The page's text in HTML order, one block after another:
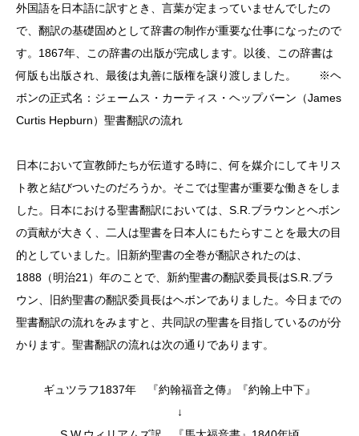
外国語を日本語に訳すとき、言葉が定まっていませんでしたの
で、翻訳の基礎固めとして辞書の制作が重要な仕事になったので
す。1867年、この辞書の出版が完成します。以後、この辞書は
何版も出版され、最後は丸善に版権を譲り渡しました。 ※ヘ
ボンの正式名：ジェームス・カーティス・ヘップバーン（James
Curtis Hepburn）聖書翻訳の流れ
日本において宣教師たちが伝道する時に、何を媒介にしてキリス
ト教と結びついたのだろうか。そこでは聖書が重要な働きをしま
した。日本における聖書翻訳においては、S.R.ブラウンとヘボン
の貢献が大きく、二人は聖書を日本人にもたらすことを最大の目
的としていました。旧新約聖書の全巻が翻訳されたのは、
1888（明治21）年のことで、新約聖書の翻訳委員長はS.R.ブラ
ウン、旧約聖書の翻訳委員長はヘボンでありました。今日までの
聖書翻訳の流れをみますと、共同訳の聖書を目指しているのが分
かります。聖書翻訳の流れは次の通りであります。
ギュツラフ1837年 『約翰福音之傳』『約翰上中下』
↓